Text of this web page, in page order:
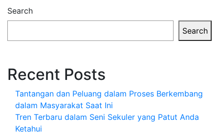
Search
Search
Recent Posts
Tantangan dan Peluang dalam Proses Berkembang
dalam Masyarakat Saat Ini
Tren Terbaru dalam Seni Sekuler yang Patut Anda
Ketahui